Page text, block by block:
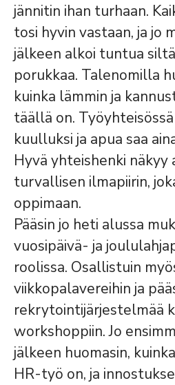
jännitin ihan turhaan.
tosi hyvin vastaan, ja jo
jälkeen alkoi tuntua
porukkaa. Talenomilla
kuinka lämmin ja
täällä on.
kuulluksi ja apua saa
Hyvä yhteishenki näkyy
turvallisen ilmapiirin,
oppimaan.
Pääsin jo heti alussa
vuosipäivä- ja
roolissa. Osallistuin
viikkopalavereihin ja
rekrytointijärjestelmää
workshoppiin. Jo
jälkeen huomasin,
HR-työ on, ja